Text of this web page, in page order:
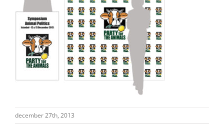
december 27th, 2013